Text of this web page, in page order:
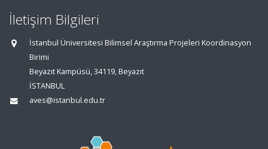
İletişim Bilgileri
İstanbul Üniversitesi Bilimsel Araştırma Projeleri Koordinasyon
Birimi
Beyazıt Kampüsü, 34119, Beyazıt
İSTANBUL
aves@istanbul.edu.tr